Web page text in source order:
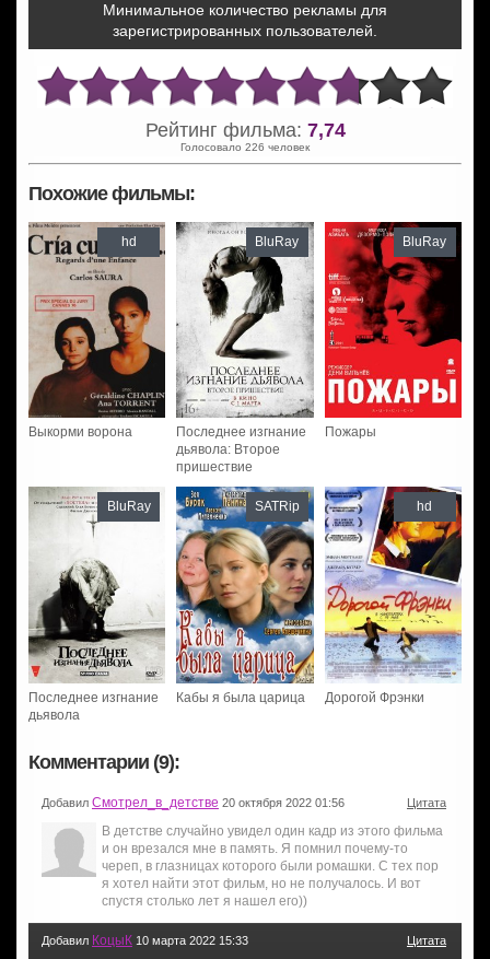
Минимальное количество рекламы для
зарегистрированных пользователей.
Рейтинг фильма: 7,74
Голосовало 226 человек
Похожие фильмы:
Выкорми ворона
hd
Последнее изгнание
дьявола: Второе
пришествие
BluRay
Пожары
BluRay
Последнее изгнание
дьявола
BluRay
Кабы я была царица
SATRip
Дорогой Фрэнки
hd
Комментарии (9):
Добавил Смотрел_в_детстве 20 октября 2022 01:56 Цитата
В детстве случайно увидел один кадр из этого фильма
и он врезался мне в память. Я помнил почему-то
череп, в глазницах которого были ромашки. С тех пор
я хотел найти этот фильм, но не получалось. И вот
спустя столько лет я нашел его))
Добавил КоцыК 10 марта 2022 15:33 Цитата